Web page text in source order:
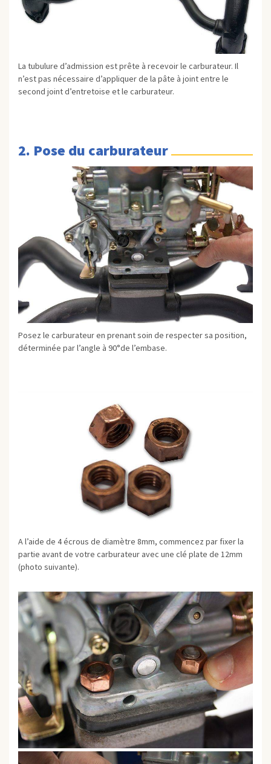
La tubulure d’admission est prête à recevoir le carburateur. Il
n’est pas nécessaire d’appliquer de la pâte à joint entre le
second joint d’entretoise et le carburateur.
2. Pose du carburateur
Posez le carburateur en prenant soin de respecter sa position,
déterminée par l’angle à 90°de l’embase.
A l’aide de 4 écrous de diamètre 8mm, commencez par fixer la
partie avant de votre carburateur avec une clé plate de 12mm
(photo suivante).